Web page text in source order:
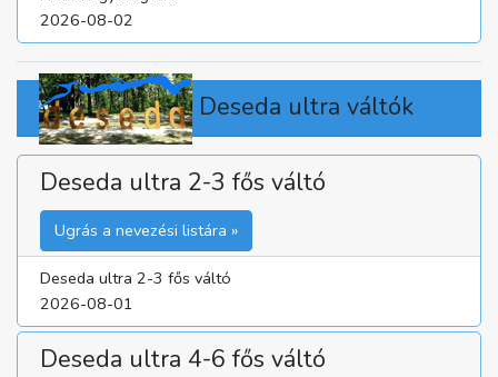
2026-08-02
Deseda ultra váltók
Deseda ultra 2-3 fős váltó
Ugrás a nevezési listára »
Deseda ultra 2-3 fős váltó
2026-08-01
Deseda ultra 4-6 fős váltó